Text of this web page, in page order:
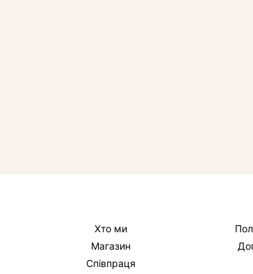
Хто ми
Магазин
Співпраця